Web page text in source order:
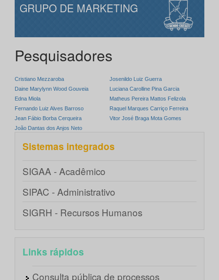
GRUPO DE MARKETING
Pesquisadores
Cristiano Mezzaroba
Josenildo Luiz Guerra
Daine Marylynn Wood Gouveia
Luciana Carolline Pina Garcia
Edna Miola
Matheus Pereira Mattos Felizola
Fernando Luiz Alves Barroso
Raquel Marques Carriço Ferreira
Jean Fábio Borba Cerqueira
Vitor José Braga Mota Gomes
João Dantas dos Anjos Neto
Sistemas integrados
SIGAA - Acadêmico
SIPAC - Administrativo
SIGRH - Recursos Humanos
Links rápidos
Consulta pública de processos